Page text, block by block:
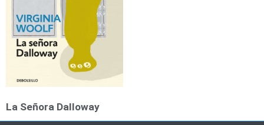
La Señora Dalloway